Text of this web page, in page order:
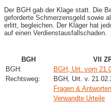
Der BGH gab der Klage statt. Die
geforderte Schmerzensgeld sowie
erlitt, begleichen. Der Kläger hat
auf einen Verdienstausfallschaden.
BGH
VII
BGH:
BGH, Urt. vom
Rechtsweg:
BGH, Urt. v.
Fragen &
Verwandte Urteile